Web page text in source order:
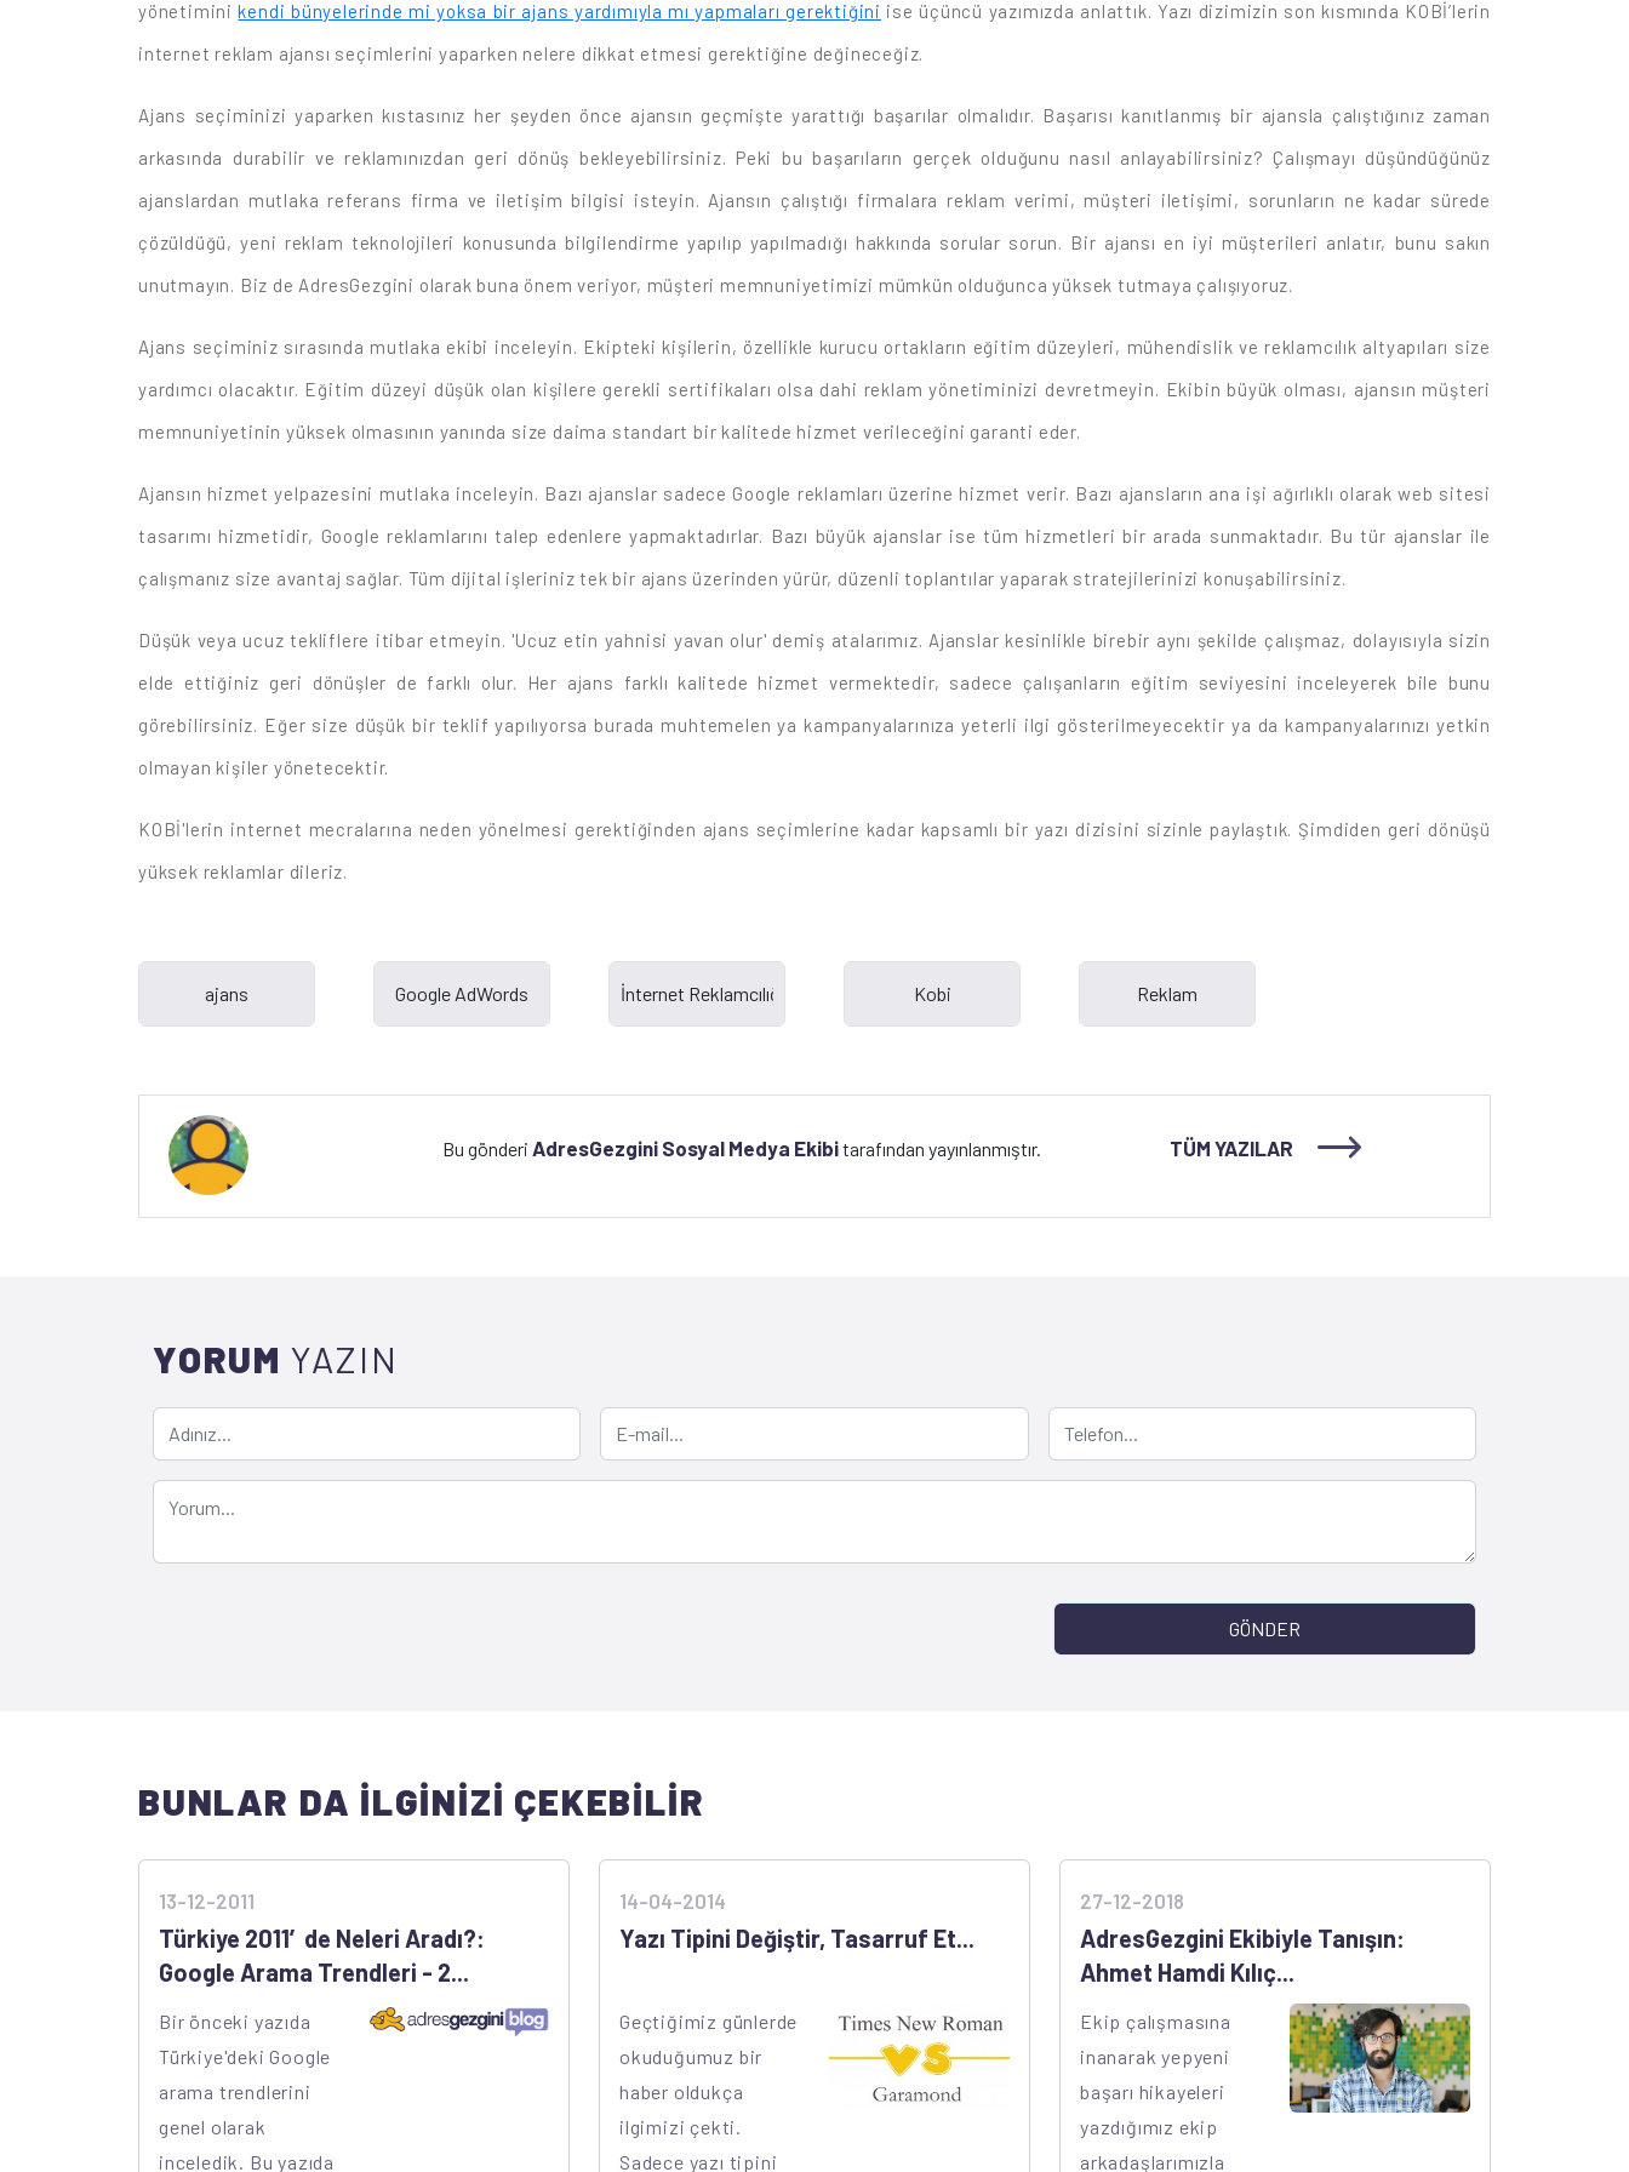
yönetiminikendi bünyelerinde mi yoksa bir ajans yardımıyla mı yapmaları gerektiğini ise üçüncü yazımızda anlattık. Yazı dizimizin son kısmında KOBİ’lerin
internet reklam ajansı seçimlerini yaparken nelere dikkat etmesi gerektiğine değineceğiz.
Ajans seçiminizi yaparken kıstasınız her şeyden önce ajansın geçmişte yarattığı başarılar olmalıdır. Başarısı kanıtlanmış bir ajansla çalıştığınız zaman
arkasında durabilir ve reklamınızdan geri dönüş bekleyebilirsiniz. Peki bu başarıların gerçek olduğunu nasıl anlayabilirsiniz? Çalışmayı düşündüğünüz
ajanslardan mutlaka referans firma ve iletişim bilgisi isteyin. Ajansın çalıştığı firmalara reklam verimi, müşteri iletişimi, sorunların ne kadar sürede
çözüldüğü, yeni reklam teknolojileri konusunda bilgilendirme yapılıp yapılmadığı hakkında sorular sorun. Bir ajansı en iyi müşterileri anlatır, bunu sakın
unutmayın. Biz de AdresGezgini olarak buna önem veriyor, müşteri memnuniyetimizi mümkün olduğunca yüksek tutmaya çalışıyoruz.
Ajans seçiminiz sırasında mutlaka ekibi inceleyin. Ekipteki kişilerin, özellikle kurucu ortakların eğitim düzeyleri, mühendislik ve reklamcılık altyapıları size
yardımcı olacaktır. Eğitim düzeyi düşük olan kişilere gerekli sertifikaları olsa dahi reklam yönetiminizi devretmeyin. Ekibin büyük olması, ajansın müşteri
memnuniyetinin yüksek olmasının yanında size daima standart bir kalitede hizmet verileceğini garanti eder.
Ajansın hizmet yelpazesini mutlaka inceleyin. Bazı ajanslar sadece Google reklamları üzerine hizmet verir. Bazı ajansların ana işi ağırlıklı olarak web sitesi
tasarımı hizmetidir, Google reklamlarını talep edenlere yapmaktadırlar. Bazı büyük ajanslar ise tüm hizmetleri bir arada sunmaktadır. Bu tür ajanslar ile
çalışmanız size avantaj sağlar. Tüm dijital işleriniz tek bir ajans üzerinden yürür, düzenli toplantılar yaparak stratejilerinizi konuşabilirsiniz.
Düşük veya ucuz tekliflere itibar etmeyin. 'Ucuz etin yahnisi yavan olur' demiş atalarımız. Ajanslar kesinlikle birebir aynı şekilde çalışmaz, dolayısıyla sizin
elde ettiğiniz geri dönüşler de farklı olur. Her ajans farklı kalitede hizmet vermektedir, sadece çalışanların eğitim seviyesini inceleyerek bile bunu
görebilirsiniz. Eğer size düşük bir teklif yapılıyorsa burada muhtemelen ya kampanyalarınıza yeterli ilgi gösterilmeyecektir ya da kampanyalarınızı yetkin
olmayan kişiler yönetecektir.
KOBİ'lerin internet mecralarına neden yönelmesi gerektiğinden ajans seçimlerine kadar kapsamlı bir yazı dizisini sizinle paylaştık. Şimdiden geri dönüşü
yüksek reklamlar dileriz.
Bu gönderi AdresGezgini Sosyal Medya Ekibitarafından yayınlanmıştır. TÜM YAZILAR
YORUM YAZIN
GÖNDER
BUNLAR DA İLGİNİZİ ÇEKEBİLİR
13-12-2011
Türkiye 2011′de Neleri Aradı?:
Google Arama Trendleri - 2...
Bir önceki yazıda
Türkiye'deki Google
arama trendlerini
genel olarak
inceledik. Bu yazıda
14-04-2014
Yazı Tipini Değiştir, Tasarruf Et...
Geçtiğimiz günlerde
okuduğumuz bir
haber oldukça
ilgimizi çekti.
Sadece yazı tipini
27-12-2018
AdresGezgini Ekibiyle Tanışın:
Ahmet Hamdi Kılıç...
Ekip çalışmasına
inanarak yepyeni
başarı hikayeleri
yazdığımız ekip
arkadaşlarımızla